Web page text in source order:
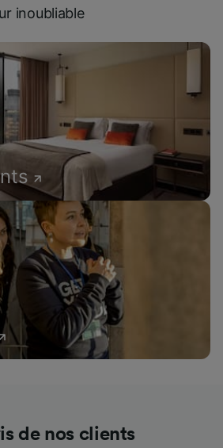
inoubliable
de nos clients